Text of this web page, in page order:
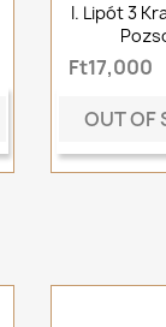
I. Lipót 3
Ft17,000
OUT OF